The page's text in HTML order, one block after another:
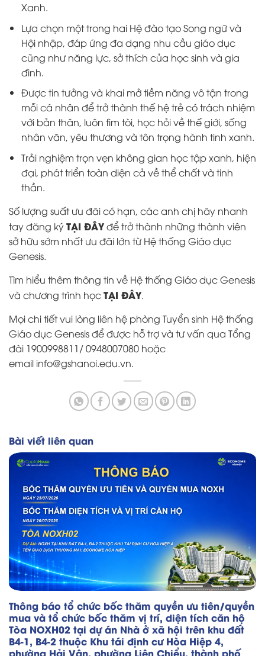
Xanh.
Lựa chọn một trong hai Hệ đào tạo Song ngữ và
Hội nhập, đáp ứng đa dạng nhu cầu giáo dục
cũng như năng lực, sở thích của học sinh và gia
đình.
Được tin tưởng và khai mở tiềm năng vô tận trong
mỗi cá nhân để trở thành thế hệ trẻ có trách nhiệm
với bản thân, luôn tìm tòi, học hỏi về thế giới, sống
nhân văn, yêu thương và tôn trọng hành tinh xanh.
Trải nghiệm trọn vẹn không gian học tập xanh, hiện
đại, phát triển toàn diện cả về thể chất và tinh
thần.
Số lượng suất ưu đãi có hạn, các anh chị hãy nhanh
tay đăng kýTẠI ĐÂYđể trở thành những thành viên
sở hữu sớm nhất ưu đãi lớn từ Hệ thống Giáo dục
Genesis.
Tìm hiểu thêm thông tin về Hệ thống Giáo dục Genesis
và chương trình họcTẠI ĐÂY.
Mọi chi tiết vui lòng liên hệ phòng Tuyển sinh Hệ thống
Giáo dục Genesis để được hỗ trợ và tư vấn qua Tổng
đài 1900998811/ 0948007080 hoặc
email info@gshanoi.edu.vn.
Bài viết liên quan
Thông báo tổ chức bốc thăm quyền ưu tiên/quyền
mua và tổ chức bốc thăm vị trí, diện tích căn hộ
Tòa NOXH02 tại dự án Nhà ở xã hội trên khu đất
B4-1, B4-2 thuộc Khu tái định cư Hòa Hiệp 4,
phường Hải Vân, phường Liên Chiểu, thành phố